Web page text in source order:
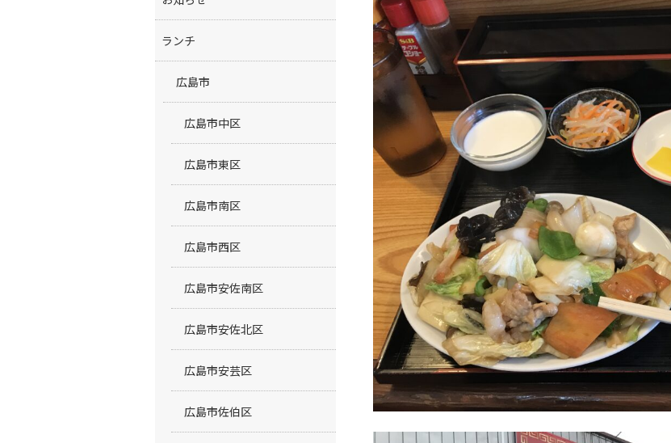
ランチ
広島市
広島市中区
広島市東区
広島市南区
広島市西区
広島市安佐南区
広島市安佐北区
広島市安芸区
広島市佐伯区